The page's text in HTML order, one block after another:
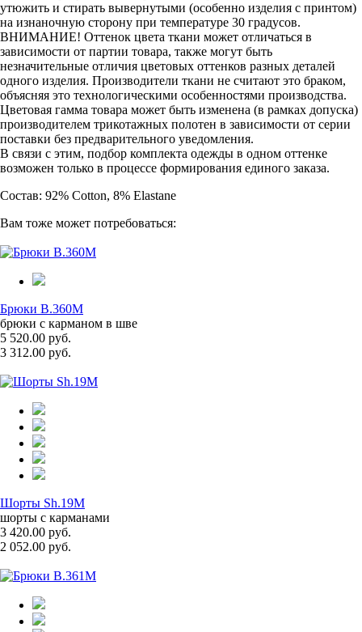
утюжить и стирать вывернутыми (особенно изделия с принтом)
на изнаночную сторону при температуре 30 градусов.
ВНИМАНИЕ! Оттенок цвета ткани может отличаться в
зависимости от партии товара, также могут быть
незначительные отличия цветовых оттенков разных деталей
одного изделия. Производители ткани не считают это браком,
объясняя это технологическими особенностями производства.
Цветовая гамма товара может быть изменена (в рамках допуска)
производителем трикотажных полотен в зависимости от серии
поставки без предварительного уведомления.
В связи с этим, подбор комплекта одежды в одном оттенке
возможен только в процессе формирования единого заказа.
Состав: 92% Cotton, 8% Elastane
Вам тоже может потребоваться:
Брюки B.360M
брюки с карманом в шве
5 520.00 руб.
3 312.00 руб.
Шорты Sh.19M
шорты с карманами
3 420.00 руб.
2 052.00 руб.